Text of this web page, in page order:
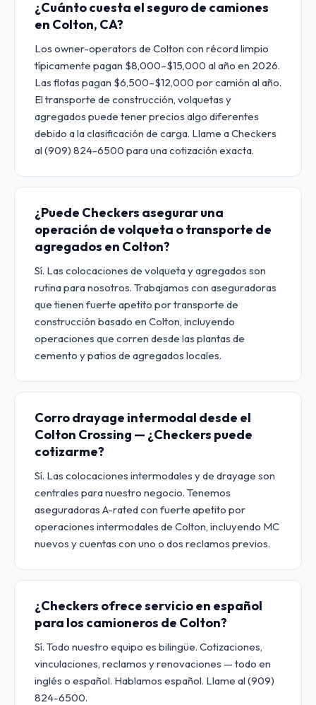
¿Cuánto cuesta el seguro de camiones
en Colton, CA?
Los owner-operators de Colton con récord limpio
típicamente pagan $8,000–$15,000 al año en 2026.
Las flotas pagan $6,500–$12,000 por camión al año.
El transporte de construcción, volquetas y
agregados puede tener precios algo diferentes
debido a la clasificación de carga. Llame a Checkers
al (909) 824-6500 para una cotización exacta.
¿Puede Checkers asegurar una
operación de volqueta o transporte de
agregados en Colton?
Sí. Las colocaciones de volqueta y agregados son
rutina para nosotros. Trabajamos con aseguradoras
que tienen fuerte apetito por transporte de
construcción basado en Colton, incluyendo
operaciones que corren desde las plantas de
cemento y patios de agregados locales.
Corro drayage intermodal desde el
Colton Crossing — ¿Checkers puede
cotizarme?
Sí. Las colocaciones intermodales y de drayage son
centrales para nuestro negocio. Tenemos
aseguradoras A-rated con fuerte apetito por
operaciones intermodales de Colton, incluyendo MC
nuevos y cuentas con uno o dos reclamos previos.
¿Checkers ofrece servicio en español
para los camioneros de Colton?
Sí. Todo nuestro equipo es bilingüe. Cotizaciones,
vinculaciones, reclamos y renovaciones — todo en
inglés o español. Hablamos español. Llame al (909)
824-6500.